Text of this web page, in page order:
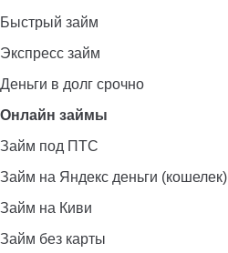
Быстрый займ
Экспресс займ
Деньги в долг срочно
Онлайн займы
Займ под ПТС
Займ на Яндекс деньги (кошелек)
Займ на Киви
Займ без карты